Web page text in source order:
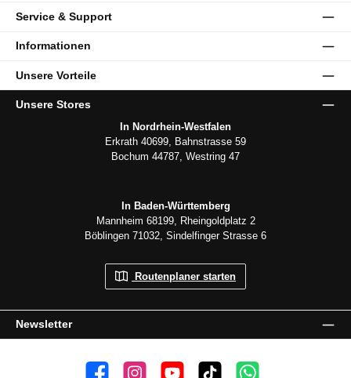
Service & Support
Informationen
Unsere Vorteile
Newsletter
Unsere Stores
In Nordrhein-Westfalen
Erkrath 40699, Bahnstrasse 59
Bochum 44787, Westring 47
In Baden-Württemberg
Mannheim 68199, Rheingoldplatz 2
Böblingen 71032, Sindelfinger Strasse 6
Routenplaner starten